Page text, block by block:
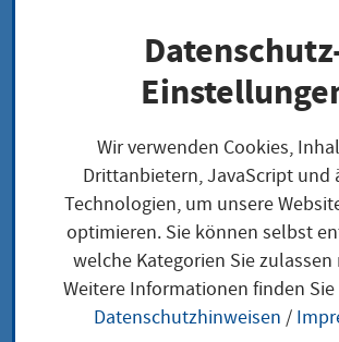
Dienstleistung-Finder
Verwaltungsstruktur
Hessisches Ministerium für Kultus,
und Chancen - Referat III.5
Hessisches
Ministerium für
Wir verwenden Cookies,
Drittanbietern, JavaScript und
Technologien, um unsere
optimieren. Sie können selbst
welche Kategorien Sie
Weitere Informationen finden
Datenschutzhinweisen /